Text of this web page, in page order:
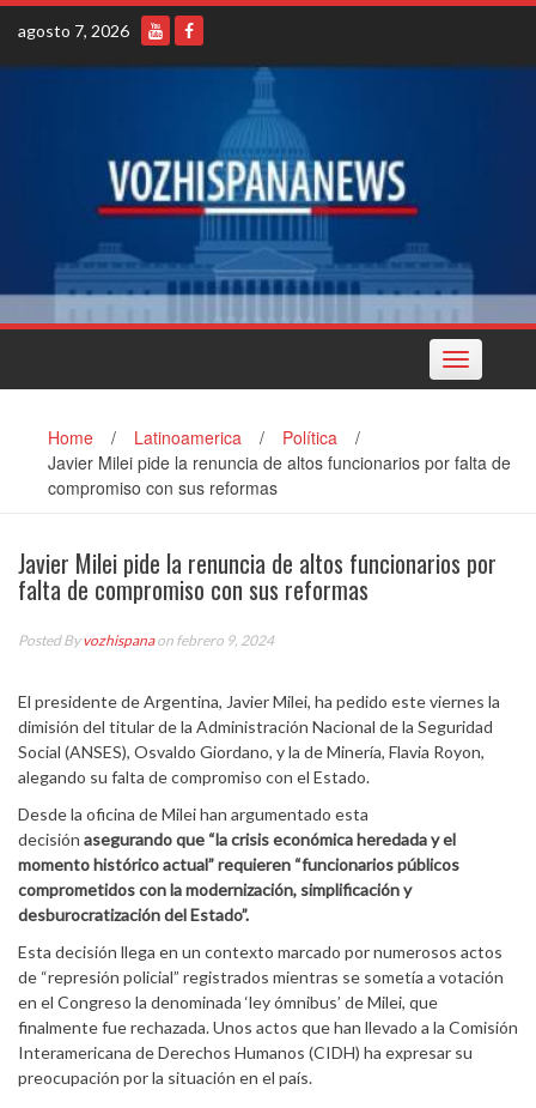
Skip
content
agosto 7, 2026
Toggle
navigation
Home / Latinoamerica / Política
/
Javier Milei pide la renuncia de altos funcionarios por falta de
compromiso con sus reformas
Javier Milei pide la renuncia de altos funcionarios por
falta de compromiso con sus reformas
Posted Byvozhispanaon febrero 9, 2024
El presidente de Argentina, Javier Milei, ha pedido este viernes la
dimisión del titular de la Administración Nacional de la Seguridad
Social (ANSES), Osvaldo Giordano, y la de Minería, Flavia Royon,
alegando su falta de compromiso con el Estado.
Desde la oficina de Milei han argumentado esta
decisión asegurando que “la crisis económica heredada y el
momento histórico actual” requieren “funcionarios públicos
comprometidos con la modernización, simplificación y
desburocratización del Estado”.
Esta decisión llega en un contexto marcado por numerosos actos
de “represión policial” registrados mientras se sometía a votación
en el Congreso la denominada ‘ley ómnibus’ de Milei, que
finalmente fue rechazada. Unos actos que han llevado a la Comisión
Interamericana de Derechos Humanos (CIDH) ha expresar su
preocupación por la situación en el país.